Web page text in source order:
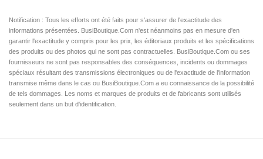
Notification : Tous les efforts ont été faits pour s'assurer de l'exactitude des
informations présentées. BusiBoutique.Com n'est néanmoins pas en mesure d'en
garantir l'exactitude y compris pour les prix, les éditoriaux produits et les spécifications
des produits ou des photos qui ne sont pas contractuelles. BusiBoutique.Com ou ses
fournisseurs ne sont pas responsables des conséquences, incidents ou dommages
spéciaux résultant des transmissions électroniques ou de l'exactitude de l'information
transmise même dans le cas ou BusiBoutique.Com a eu connaissance de la possibilité
de tels dommages. Les noms et marques de produits et de fabricants sont utilisés
seulement dans un but d'identification.